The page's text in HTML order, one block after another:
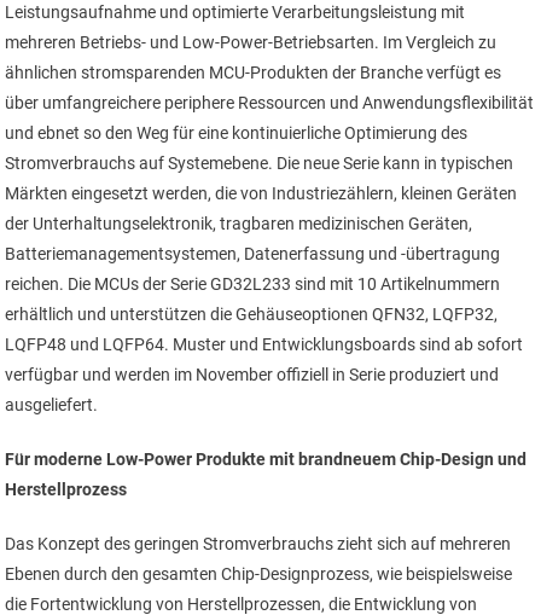
Leistungsaufnahme und optimierte Verarbeitungsleistung mit
mehreren Betriebs- und Low-Power-Betriebsarten. Im Vergleich zu
ähnlichen stromsparenden MCU-Produkten der Branche verfügt es
über umfangreichere periphere Ressourcen und Anwendungsflexibilität
und ebnet so den Weg für eine kontinuierliche Optimierung des
Stromverbrauchs auf Systemebene. Die neue Serie kann in typischen
Märkten eingesetzt werden, die von Industriezählern, kleinen Geräten
der Unterhaltungselektronik, tragbaren medizinischen Geräten,
Batterie­management­systemen, Datenerfassung und -übertragung
reichen. Die MCUs der Serie GD32L233 sind mit 10 Artikelnummern
erhältlich und unterstützen die Gehäuseoptionen QFN32, LQFP32,
LQFP48 und LQFP64. Muster und Entwicklungsboards sind ab sofort
verfügbar und werden im November offiziell in Serie produziert und
ausgeliefert.
Für moderne Low-Power Produkte mit brandneuem Chip-Design und
Herstellprozess
Das Konzept des geringen Stromverbrauchs zieht sich auf mehreren
Ebenen durch den gesamten Chip-Designprozess, wie beispielsweise
die Fortentwicklung von Herstellprozessen, die Entwicklung von